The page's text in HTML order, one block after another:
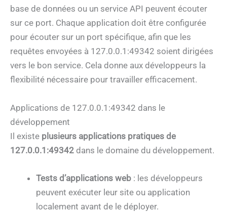
base de données ou un service API peuvent écouter
sur ce port. Chaque application doit être configurée
pour écouter sur un port spécifique, afin que les
requêtes envoyées à 127.0.0.1:49342 soient dirigées
vers le bon service. Cela donne aux développeurs la
flexibilité nécessaire pour travailler efficacement.
Applications de 127.0.0.1:49342 dans le
développement
Il existe plusieurs applications pratiques de
127.0.0.1:49342 dans le domaine du développement.
Tests d’applications web : les développeurs
peuvent exécuter leur site ou application
localement avant de le déployer.